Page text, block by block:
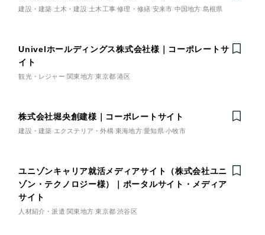
建設・建築 土木・建設 土木工事 修理・修繕 安来市 中国地方 島根県
Univelホールディングス株式会社様｜コーポレートサ
イト
観光・レジャー 関東地方 東京都 港区
株式会社堀央創建様｜コーポレートサイト
建設・建築 エクステリア・外構 東海地方 愛知県 小牧市
ユニゾンキャリア就活メディアサイト（株式会社ユニ
ゾン・テクノロジー様）｜ポータルサイト・メディア
サイト
人材紹介・派遣 関東地方 東京都 渋谷区